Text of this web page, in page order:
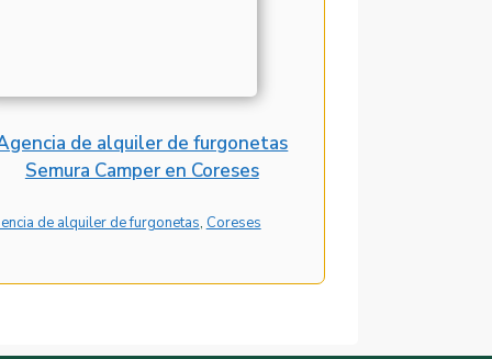
de alquiler de furgonetas
Semura Camper en Coreses
de alquiler de furgonetas, Coreses